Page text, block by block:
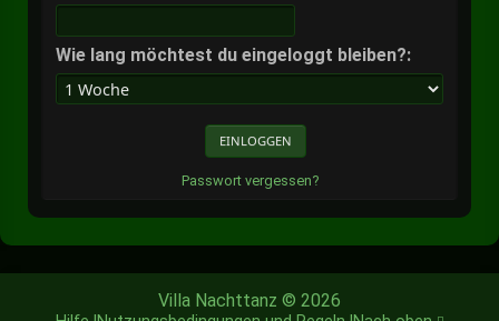
Wie lang möchtest du eingeloggt bleiben?:
Passwort vergessen?
Villa Nachttanz © 2026